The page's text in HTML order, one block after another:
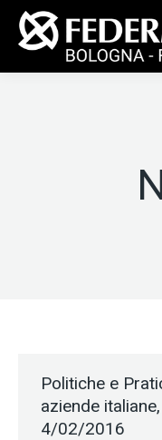
Politiche e
aziende
4/02/2016